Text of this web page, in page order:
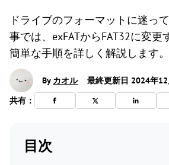
ドライブのフォーマットに迷っ
事では、exFATからFAT32に変更
簡単な手順を詳しく解説します。
By カオル
最終更新日 2024年
共有：
目次